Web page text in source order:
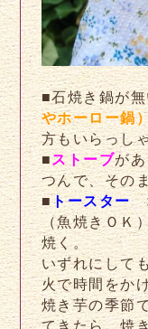
■石焼き鍋が
やホーロー鍋
方もいらっし
■ストーブが
つんで、その
■トースター
（魚焼きＯＫ
焼く。
いずれにして
火で時間をか
焼き芋の季節